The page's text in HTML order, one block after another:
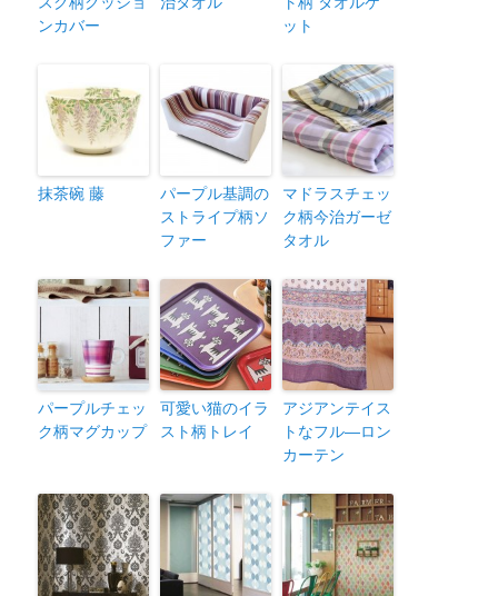
ンカバー
ット
抹茶碗 藤
パープル基調の
ストライプ柄ソ
ファー
マドラスチェッ
ク柄今治ガーゼ
タオル
パープルチェッ
ク柄マグカップ
可愛い猫のイラ
スト柄トレイ
アジアンテイス
トなフル―ロン
カーテン